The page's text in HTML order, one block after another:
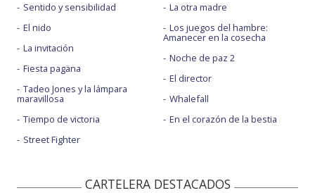
Sentido y sensibilidad
El nido
La invitación
Fiesta pagäna
Tadeo Jones y la lámpara
maravillosa
Tiempo de victoria
Street Fighter
La otra madre
Los juegos del hambre:
Amanecer en la cosecha
Noche de paz 2
El director
Whalefall
En el corazón de la bestia
CARTELERA DESTACADOS